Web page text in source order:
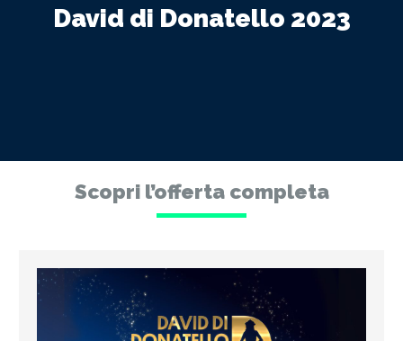
David di Donatello 2023
Scopri l’offerta completa